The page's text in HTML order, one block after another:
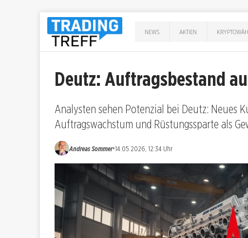
NEWS AKTIEN
Deutz: Auftragsbestand
Analysten sehen Potenzial bei Deutz: Neues
Auftragswachstum und Rüstungssparte als
Andreas Sommer•14.05.2026, 12:34 Uhr